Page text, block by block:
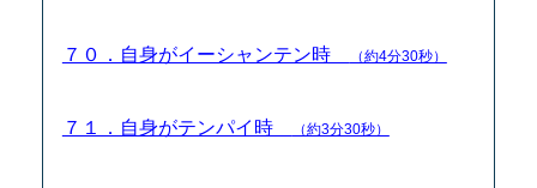
７０．自身がイーシャンテン時 （約4分30秒）
７１．自身がテンパイ時 （約3分30秒）